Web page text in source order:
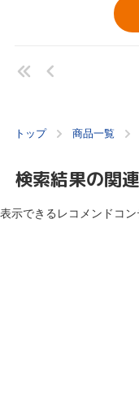
トップ 商品一覧
検索結果の関
表示できるレコメンドコ